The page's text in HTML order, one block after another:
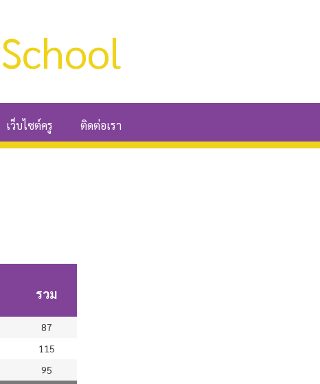
School
เว็บไซต์ครู ติดต่อเรา
รวม
87
115
95